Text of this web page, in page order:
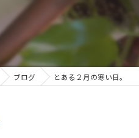
ブログ とある２月の寒い日。